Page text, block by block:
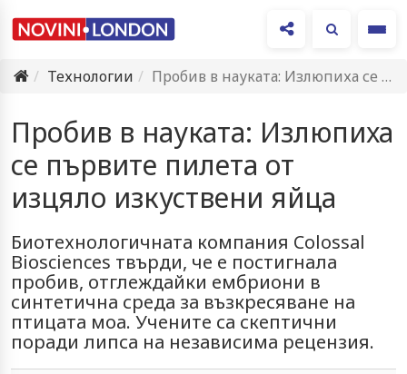
Технологии
Пробив в науката: Излюпиха се първите пилета от изцяло изкуствени…
Пробив в науката: Излюпиха
се първите пилета от
изцяло изкуствени яйца
Биотехнологичната компания Colossal
Biosciences твърди, че е постигнала
пробив, отглеждайки ембриони в
синтетична среда за възкресяване на
птицата моа. Учените са скептични
поради липса на независима рецензия.